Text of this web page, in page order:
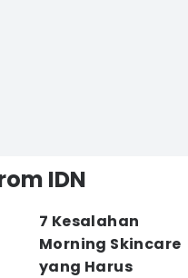
IDN
7 Kesalahan
Morning Skincare
yang Harus